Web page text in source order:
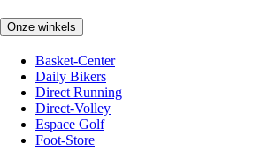
Onze winkels
Basket-Center
Daily Bikers
Direct Running
Direct-Volley
Espace Golf
Foot-Store